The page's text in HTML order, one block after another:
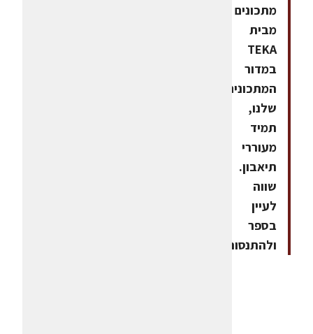
מתכונים
מבית
TEKA
במדור
המתכונים
שלנו,
תמיד
מעוררי
תיאבון.
שווה
לעיין
בספר
ולהתנסות